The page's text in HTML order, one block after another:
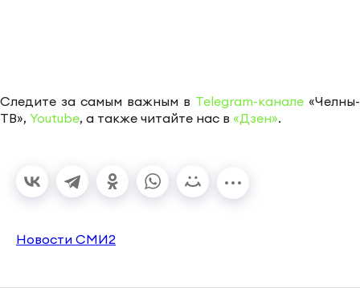
Следите за самым важным в Telegram-канале «Челны-
ТВ», Youtube, а также читайте нас в «Дзен».
Новости СМИ2